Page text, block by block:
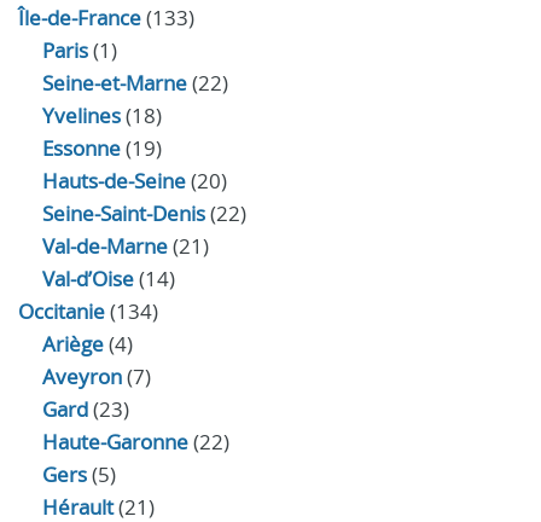
Île-de-France(133)
Paris(1)
Seine-et-Marne(22)
Yvelines(18)
Essonne(19)
Hauts-de-Seine(20)
Seine-Saint-Denis(22)
Val-de-Marne(21)
Val-d’Oise(14)
Occitanie(134)
Ariège(4)
Aveyron(7)
Gard(23)
Haute-Garonne(22)
Gers(5)
Hérault(21)